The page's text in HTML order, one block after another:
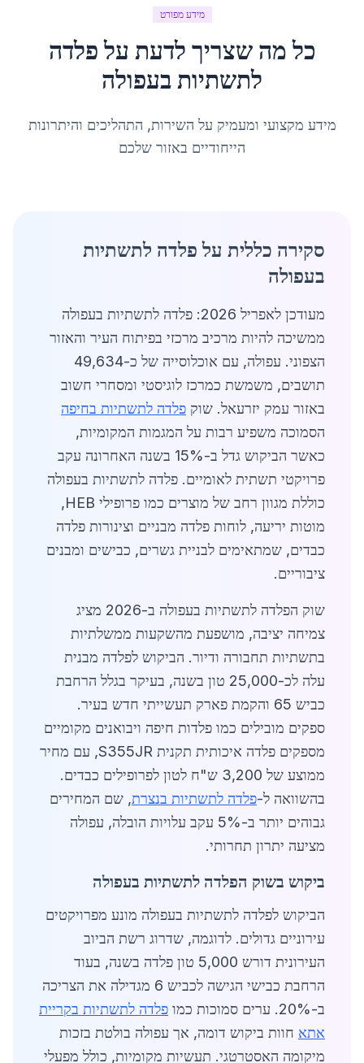
מידע מפורט
כל מה שצריך לדעת עלפלדה
לתשתיות בעפולה
מידע מקצועי ומעמיק על השירות, התהליכים והיתרונות
הייחודיים באזור שלכם
סקירה כללית על פלדה לתשתיות
בעפולה
מעודכן לאפריל 2026: פלדה לתשתיות בעפולה
ממשיכה להיות מרכיב מרכזי בפיתוח העיר והאזור
הצפוני. עפולה, עם אוכלוסייה של כ-49,634
תושבים, משמשת כמרכז לוגיסטי ומסחרי חשוב
באזור עמק יזרעאל. שוק פלדה לתשתיות בחיפה
הסמוכה משפיע רבות על המגמות המקומיות,
כאשר הביקוש גדל ב-15% בשנה האחרונה עקב
פרויקטי תשתית לאומיים. פלדה לתשתיות בעפולה
כוללת מגוון רחב של מוצרים כמו פרופילי HEB,
מוטות יריעה, לוחות פלדה מבניים וצינורות פלדה
כבדים, שמתאימים לבניית גשרים, כבישים ומבנים
ציבוריים.
שוק הפלדה לתשתיות בעפולה ב-2026 מציג
צמיחה יציבה, מושפעת מהשקעות ממשלתיות
בתשתיות תחבורה ודיור. הביקוש לפלדה מבנית
עלה לכ-25,000 טון בשנה, בעיקר בגלל הרחבת
כביש 65 והקמת פארק תעשייתי חדש בעיר.
ספקים מובילים כמו פלדות חיפה ויבואנים מקומיים
מספקים פלדה איכותית תקנית S355JR, עם מחיר
ממוצע של 3,200 ש"ח לטון לפרופילים כבדים.
בהשוואה ל-פלדה לתשתיות בנצרת, שם המחירים
גבוהים יותר ב-5% עקב עלויות הובלה, עפולה
מציעה יתרון תחרותי.
ביקוש בשוק הפלדה לתשתיות בעפולה
הביקוש לפלדה לתשתיות בעפולה מונע מפרויקטים
עירוניים גדולים. לדוגמה, שדרוג רשת הביוב
העירונית דורש 5,000 טון פלדה בשנה, בעוד
הרחבת כבישי הגישה לכביש 6 מגדילה את הצריכה
ב-20%. ערים סמוכות כמו
פלדה לתשתיות בקריית
אתא חוות ביקוש דומה, אך עפולה בולטת בזכות
מיקומה האסטרטגי. תעשיות מקומיות, כולל מפעלי